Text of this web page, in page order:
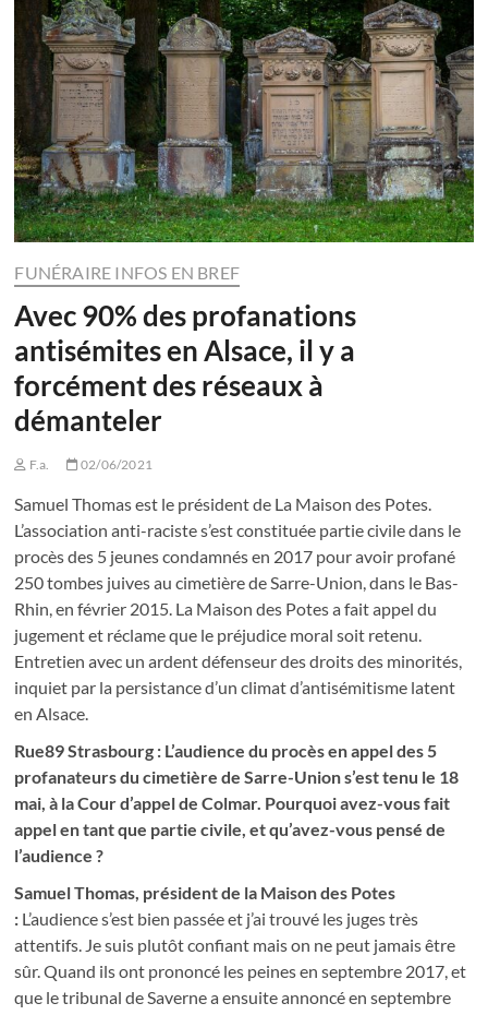
FUNÉRAIRE INFOS EN BREF
Avec 90% des profanations
antisémites en Alsace, il y a
forcément des réseaux à
démanteler
F.a. 02/06/2021
Samuel Thomas est le président de La Maison des Potes.
L’association anti-raciste s’est constituée partie civile dans le
procès des 5 jeunes condamnés en 2017 pour avoir profané
250 tombes juives au cimetière de Sarre-Union, dans le Bas-
Rhin, en février 2015. La Maison des Potes a fait appel du
jugement et réclame que le préjudice moral soit retenu.
Entretien avec un ardent défenseur des droits des minorités,
inquiet par la persistance d’un climat d’antisémitisme latent
en Alsace.
Rue89 Strasbourg : L’audience du procès en appel des 5
profanateurs du cimetière de Sarre-Union s’est tenu le 18
mai, à la Cour d’appel de Colmar. Pourquoi avez-vous fait
appel en tant que partie civile, et qu’avez-vous pensé de
l’audience ?
Samuel Thomas, président de la Maison des Potes
: L’audience s’est bien passée et j’ai trouvé les juges très
attentifs. Je suis plutôt confiant mais on ne peut jamais être
sûr. Quand ils ont prononcé les peines en septembre 2017, et
que le tribunal de Saverne a ensuite annoncé en septembre